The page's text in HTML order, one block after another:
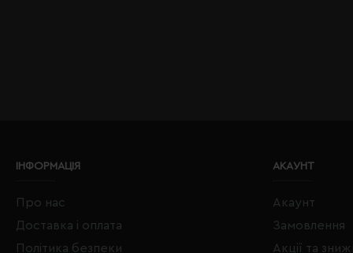
ІНФОРМАЦІЯ
Про нас
Доставка і оплата
Політика безпеки
АКАУНТ
Акаунт
Замовлення
Акції та